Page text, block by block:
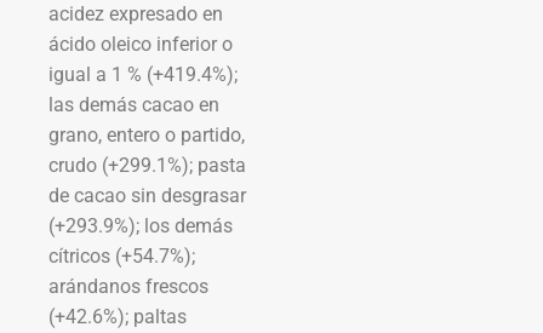
acidez expresado en
ácido oleico inferior o
igual a 1 % (+419.4%);
las demás cacao en
grano, entero o partido,
crudo (+299.1%); pasta
de cacao sin desgrasar
(+293.9%); los demás
cítricos (+54.7%);
arándanos frescos
(+42.6%); paltas